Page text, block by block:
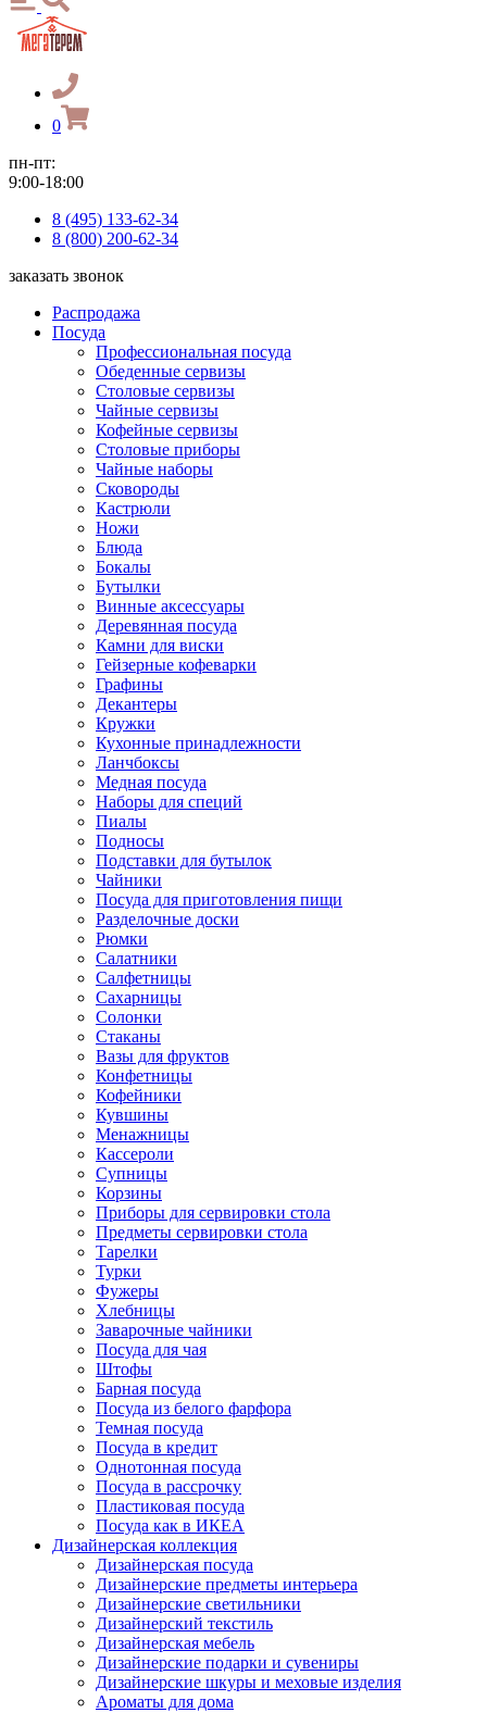
0
пн-пт:
9:00-18:00
8 (495) 133-62-34
8 (800) 200-62-34
заказать звонок
Распродажа
Посуда
Профессиональная посуда
Обеденные сервизы
Столовые сервизы
Чайные сервизы
Кофейные сервизы
Столовые приборы
Чайные наборы
Сковороды
Кастрюли
Ножи
Блюда
Бокалы
Бутылки
Винные аксессуары
Деревянная посуда
Камни для виски
Гейзерные кофеварки
Графины
Декантеры
Кружки
Кухонные принадлежности
Ланчбоксы
Медная посуда
Наборы для специй
Пиалы
Подносы
Подставки для бутылок
Чайники
Посуда для приготовления пищи
Разделочные доски
Рюмки
Салатники
Салфетницы
Сахарницы
Солонки
Стаканы
Вазы для фруктов
Конфетницы
Кофейники
Кувшины
Менажницы
Кассероли
Супницы
Корзины
Приборы для сервировки стола
Предметы сервировки стола
Тарелки
Турки
Фужеры
Хлебницы
Заварочные чайники
Посуда для чая
Штофы
Барная посуда
Посуда из белого фарфора
Темная посуда
Посуда в кредит
Однотонная посуда
Посуда в рассрочку
Пластиковая посуда
Посуда как в ИКЕА
Дизайнерская коллекция
Дизайнерская посуда
Дизайнерские предметы интерьера
Дизайнерские светильники
Дизайнерский текстиль
Дизайнерская мебель
Дизайнерские подарки и сувениры
Дизайнерские шкуры и меховые изделия
Ароматы для дома